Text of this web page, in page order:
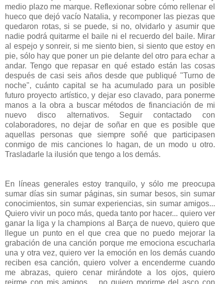
medio plazo me marque. Reflexionar sobre cómo rellenar el
hueco que dejó vacío Natalia, y recomponer las piezas que
quedaron rotas, si se puede, si no, olvidarlo y asumir que
nadie podrá quitarme el baile ni el recuerdo del baile. Mirar
al espejo y sonreir, si me siento bien, si siento que estoy en
pie, sólo hay que poner un pie delante del otro para echar a
andar. Tengo que repasar en qué estado están las cosas
después de casi seis años desde que publiqué "Turno de
noche", cuánto capital se ha acumulado para un posible
futuro proyecto artístico, y dejar eso clavado, para ponerme
manos a la obra a buscar métodos de financiación de mi
nuevo disco alternativos. Seguir contactado con
colaboradores, no dejar de soñar en que es posible que
aquellas personas que siempre soñé que participasen
conmigo de mis canciones lo hagan, de un modo u otro.
Trasladarle la ilusión que tengo a los demás.
En líneas generales estoy tranquilo, y sólo me preocupa
sumar días sin sumar páginas, sin sumar besos, sin sumar
conocimientos, sin sumar experiencias, sin sumar amigos...
Quiero vivir un poco más, queda tanto por hacer... quiero ver
ganar la liga y la champions al Barça de nuevo, quiero que
llegue un punto en el que crea que no puedo mejorar la
grabación de una canción porque me emociona escucharla
una y otra vez, quiero ver la emoción en los demás cuando
reciben esa canción, quiero volver a encenderme cuando
me abrazas, quiero cenar mirándote a los ojos, quiero